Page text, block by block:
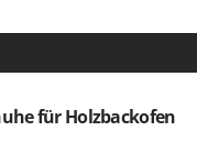
für Holzbackofen